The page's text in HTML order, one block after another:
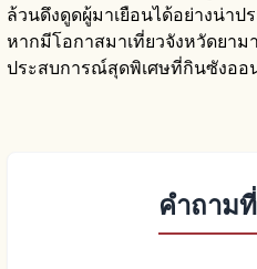
ล้วนดึงดูดผู้มาเยือนได้อย่างน่าป
หากมีโอกาสมาเที่ยวจังหวัดยา
ประสบการณ์สุดพิเศษที่กินซังออ
คำถาม